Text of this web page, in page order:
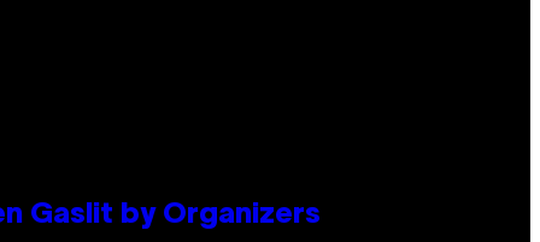
Gaslit by Organizers